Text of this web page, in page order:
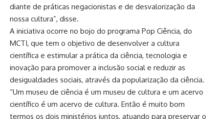
diante de práticas negacionistas e de desvalorização da
nossa cultura”, disse.
A iniciativa ocorre no bojo do programa Pop Ciência, do
MCTI, que tem o objetivo de desenvolver a cultura
científica e estimular a prática da ciência, tecnologia e
inovação para promover a inclusão social e reduzir as
desigualdades sociais, através da popularização da ciência.
“Um museu de ciência é um museu de cultura e um acervo
científico é um acervo de cultura. Então é muito bom
termos os dois ministérios juntos, atuando para preservar o